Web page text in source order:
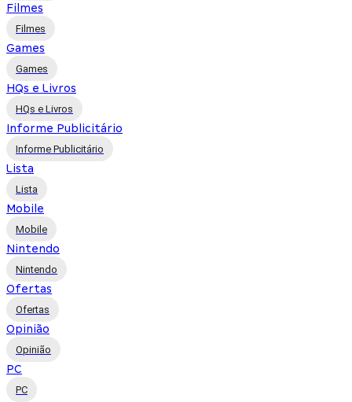
Filmes
Filmes
Games
Games
HQs e Livros
HQs e Livros
Informe Publicitário
Informe Publicitário
Lista
Lista
Mobile
Mobile
Nintendo
Nintendo
Ofertas
Ofertas
Opinião
Opinião
PC
PC